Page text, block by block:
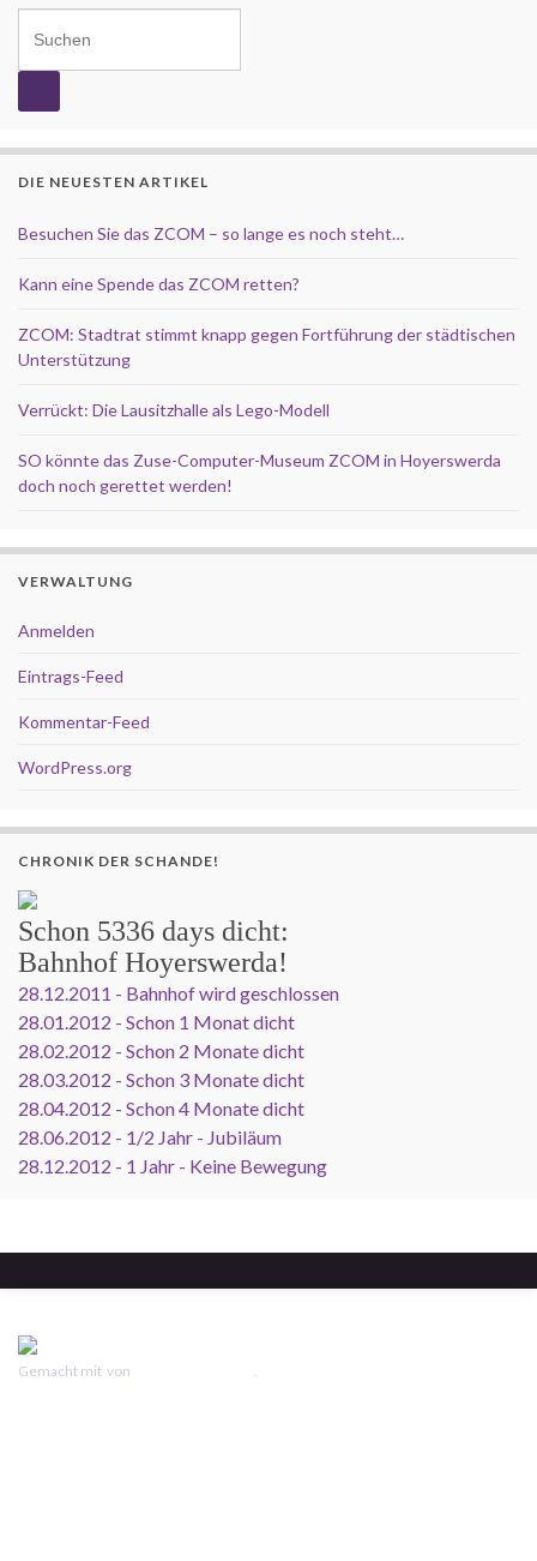
DIE NEUESTEN ARTIKEL
Besuchen Sie das ZCOM – so lange es noch steht…
Kann eine Spende das ZCOM retten?
ZCOM: Stadtrat stimmt knapp gegen Fortführung der städtischen
Unterstützung
Verrückt: Die Lausitzhalle als Lego-Modell
SO könnte das Zuse-Computer-Museum ZCOM in Hoyerswerda
doch noch gerettet werden!
VERWALTUNG
Anmelden
Eintrags-Feed
Kommentar-Feed
WordPress.org
CHRONIK DER SCHANDE!
Schon 5336 days dicht:
Bahnhof Hoyerswerda!
28.12.2011 - Bahnhof wird geschlossen
28.01.2012 - Schon 1 Monat dicht
28.02.2012 - Schon 2 Monate dicht
28.03.2012 - Schon 3 Monate dicht
28.04.2012 - Schon 4 Monate dicht
28.06.2012 - 1/2 Jahr - Jubiläum
28.12.2012 - 1 Jahr - Keine Bewegung
Gemacht mit von .